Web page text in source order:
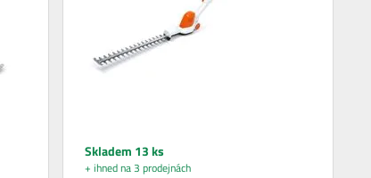
Skladem 13 ks
+ ihned na 3 prodejnách